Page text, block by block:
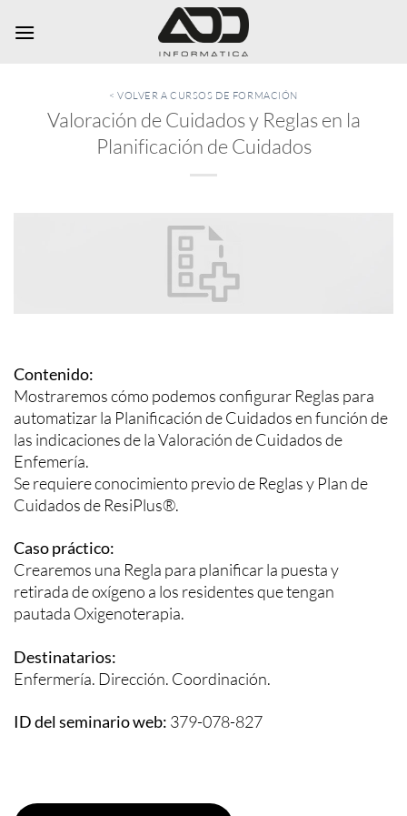
< VOLVER A CURSOS DE FORMACIÓN
Valoración de Cuidados y Reglas en la
Planificación de Cuidados
Contenido:
Mostraremos cómo podemos configurar Reglas para
automatizar la Planificación de Cuidados en función de
las indicaciones de la Valoración de Cuidados de
Enfemería.
Se requiere conocimiento previo de Reglas y Plan de
Cuidados de ResiPlus®.
Caso práctico:
Crearemos una Regla para planificar la puesta y
retirada de oxígeno a los residentes que tengan
pautada Oxigenoterapia.
Destinatarios:
Enfermería. Dirección. Coordinación.
ID del seminario web: 379-078-827